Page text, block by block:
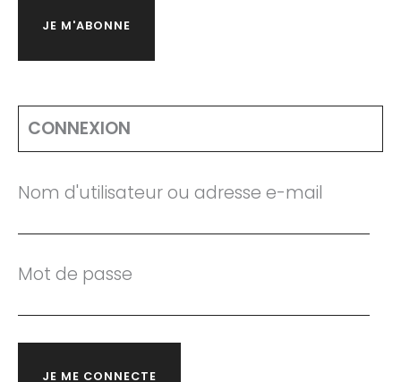
JE M'ABONNE
CONNEXION
Nom d'utilisateur ou adresse e-mail
Mot de passe